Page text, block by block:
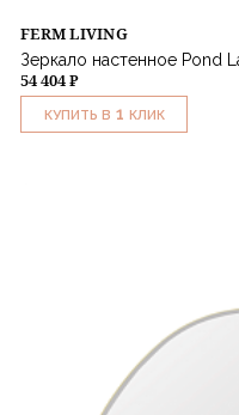
FERM LIVING
Зеркало настенное Pond
54 404 ₽
КУПИТЬ В 1 КЛИК